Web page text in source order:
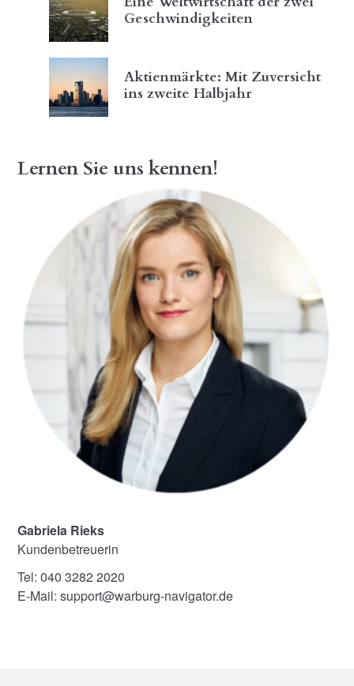
Geschwindigkeiten
Aktienmärkte: Mit Zuversicht
ins zweite Halbjahr
Lernen Sie uns kennen!
Gabriela Rieks
Kundenbetreuerin
Tel: 040 3282 2020
E-Mail: support@warburg-navigator.de